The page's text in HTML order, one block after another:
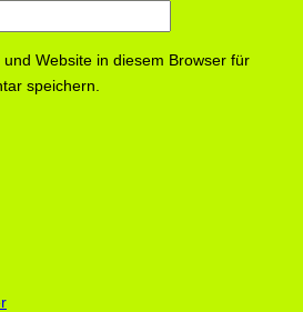
Website in diesem Browser für
speichern.